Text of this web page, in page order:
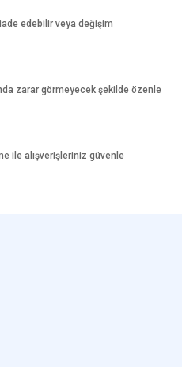
edebilir veya değişim
zarar görmeyecek şekilde özenle
ile alışverişleriniz güvenle